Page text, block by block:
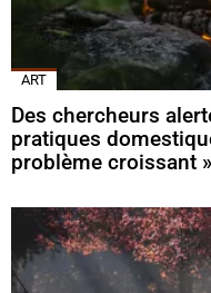
ART
Des chercheurs
pratiques
problème croissant »